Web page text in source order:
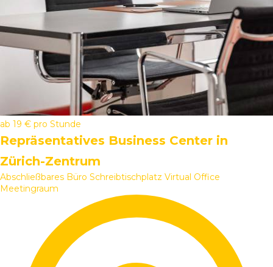
ab 19 € pro Stunde
Repräsentatives Business Center in
Zürich-Zentrum
Abschließbares Büro Schreibtischplatz Virtual Office
Meetingraum